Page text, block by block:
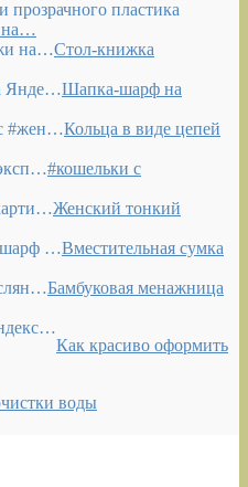
на…
Стол-книжка
Шапка-шарф на
Кольца в виде цепей
#кошельки с
Женский тонкий
Вместительная сумка
Бамбуковая менажница
Как красиво оформить
воды